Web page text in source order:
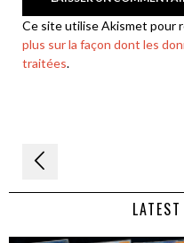
Ce site utilise Akismet pour
plus sur la façon dont les
traitées.
Navigation
de